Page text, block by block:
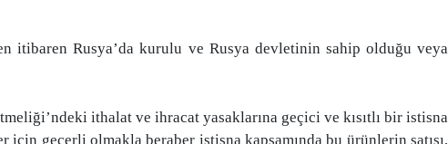
itibaren Rusya’da kurulu ve Rusya devletinin sahip olduğu veya
ithalat ve ihracat yasaklarına geçici ve kısıtlı bir istisna
geçerli olmakla beraber istisna kapsamında bu ürünlerin satışı,